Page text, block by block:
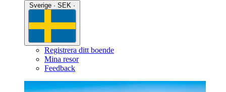
Registrera ditt boende
Mina resor
Feedback